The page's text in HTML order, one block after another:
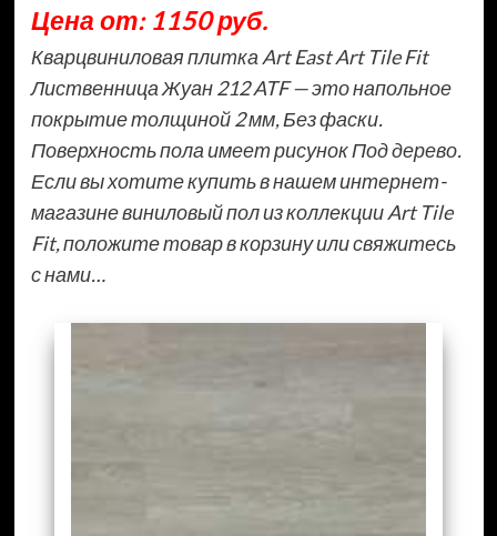
Цена от: 1150 руб.
Кварцвиниловая плитка Art East Art Tile Fit
Лиственница Жуан 212 ATF — это напольное
покрытие толщиной 2 мм, Без фаски.
Поверхность пола имеет рисунок Под дерево.
Если вы хотите купить в нашем интернет-
магазине виниловый пол из коллекции Art Tile
Fit, положите товар в корзину или свяжитесь
с нами…